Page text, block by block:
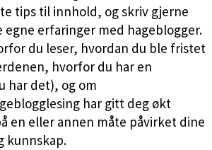
tips til innhold, og skriv gjerne
egne erfaringer med hageblogger.
du leser, hvordan du ble fristet
hvorfor du har en
har det), og om
har gitt deg økt
en eller annen måte påvirket dine
kunnskap.